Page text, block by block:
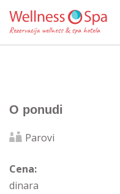
O ponudi
Parovi
Cena:
dinara